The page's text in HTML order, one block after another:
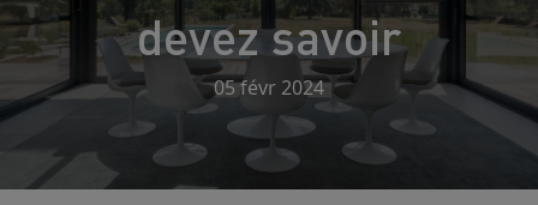
devez savoir
05 févr 2024